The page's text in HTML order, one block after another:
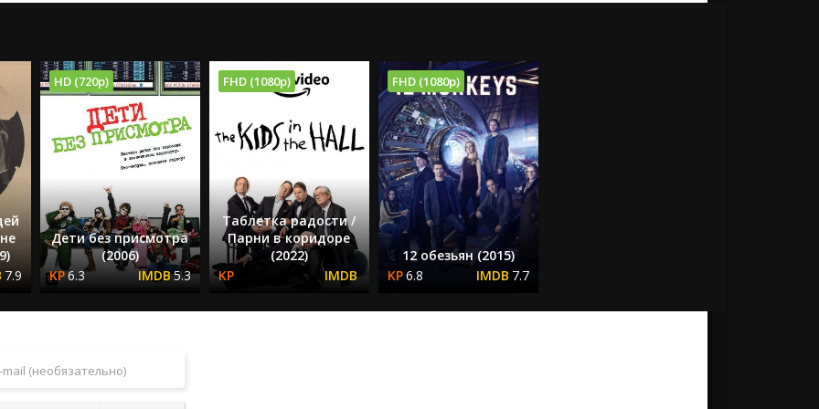
7.9
HD (720p)
Дети без присмотра
(2006)
6.3
5.3
FHD (1080p)
Таблетка радости /
Парни в коридоре
(2022)
FHD (1080p)
12 обезьян (2015)
6.8
7.7